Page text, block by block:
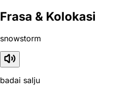
Frasa & Kolokasi
snowstorm
badai salju